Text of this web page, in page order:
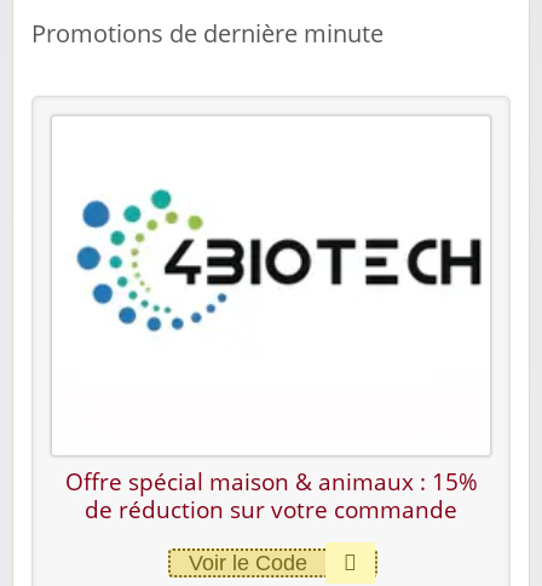
Promotions de dernière minute
Offre spécial maison & animaux : 15%
de réduction sur votre commande
Voir le Code